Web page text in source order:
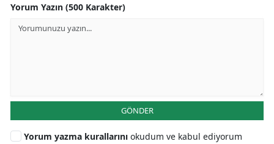
Yorum Yazın (500 Karakter)
GÖNDER
Yorum yazma kurallarını okudum ve kabul ediyorum